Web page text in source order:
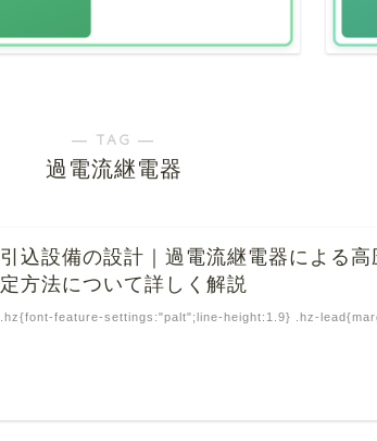
― TAG ―
過電流継電器
引込設備の設計｜過電流継電器による
定方法について詳しく解説
.hz{font-feature-settings:"palt";line-height:1.9} .hz-